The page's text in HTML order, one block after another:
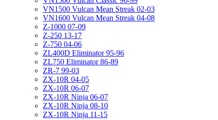
VN1500 Vulcan Mean Streak 02-03
VN1600 Vulcan Mean Streak 04-08
Z-1000 07-09
Z-250 13-17
Z-750 04-06
ZL400D Eliminator 95-96
ZL750 Eliminator 86-89
ZR-7 99-03
ZX-10R 04-05
ZX-10R 06-07
ZX-10R Ninja 06-07
ZX-10R Ninja 08-10
ZX-10R Ninja 11-15